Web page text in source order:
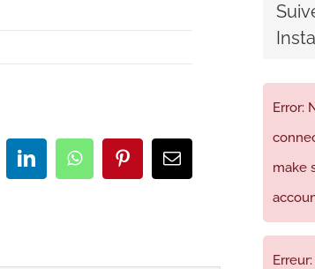
LinkedInWhatsAppPinterestEmail
Error:
make